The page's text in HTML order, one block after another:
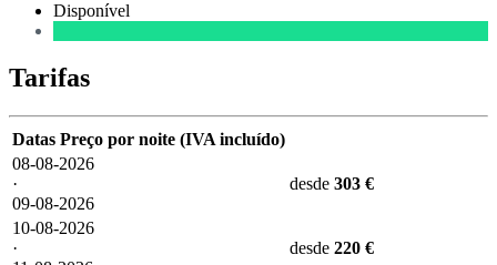
Disponível
Tarifas
Datas Preço por noite (IVA incluído)
08-08-2026
·
09-08-2026
desde 303 €
10-08-2026
·
desde 220 €